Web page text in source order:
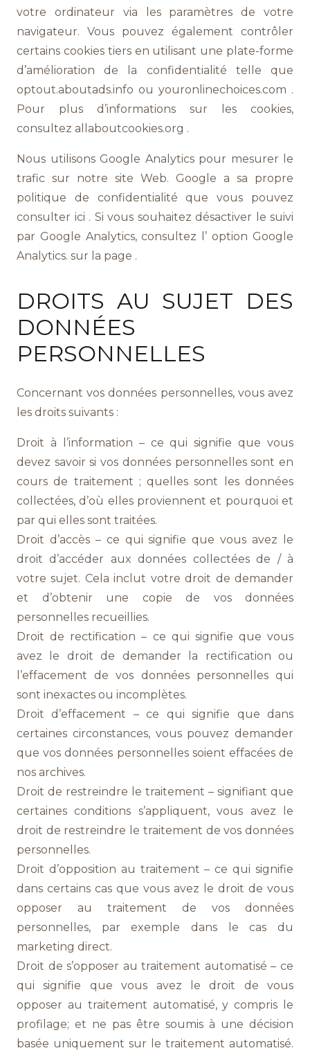
votre ordinateur via les paramètres de votre
navigateur. Vous pouvez également contrôler
certains cookies tiers en utilisant une plate-forme
d’amélioration de la confidentialité telle que
optout.aboutads.info ou youronlinechoices.com .
Pour plus d’informations sur les cookies,
consultez allaboutcookies.org .
Nous utilisons Google Analytics pour mesurer le
trafic sur notre site Web. Google a sa propre
politique de confidentialité que vous pouvez
consulter ici . Si vous souhaitez désactiver le suivi
par Google Analytics, consultez l’ option Google
Analytics. sur la page .
DROITS AU SUJET DES
DONNÉES
PERSONNELLES
Concernant vos données personnelles, vous avez
les droits suivants :
Droit à l’information – ce qui signifie que vous
devez savoir si vos données personnelles sont en
cours de traitement ; quelles sont les données
collectées, d’où elles proviennent et pourquoi et
par qui elles sont traitées.
Droit d’accès – ce qui signifie que vous avez le
droit d’accéder aux données collectées de / à
votre sujet. Cela inclut votre droit de demander
et d’obtenir une copie de vos données
personnelles recueillies.
Droit de rectification – ce qui signifie que vous
avez le droit de demander la rectification ou
l’effacement de vos données personnelles qui
sont inexactes ou incomplètes.
Droit d’effacement – ce qui signifie que dans
certaines circonstances, vous pouvez demander
que vos données personnelles soient effacées de
nos archives.
Droit de restreindre le traitement – signifiant que
certaines conditions s’appliquent, vous avez le
droit de restreindre le traitement de vos données
personnelles.
Droit d’opposition au traitement – ce qui signifie
dans certains cas que vous avez le droit de vous
opposer au traitement de vos données
personnelles, par exemple dans le cas du
marketing direct.
Droit de s’opposer au traitement automatisé – ce
qui signifie que vous avez le droit de vous
opposer au traitement automatisé, y compris le
profilage; et ne pas être soumis à une décision
basée uniquement sur le traitement automatisé.